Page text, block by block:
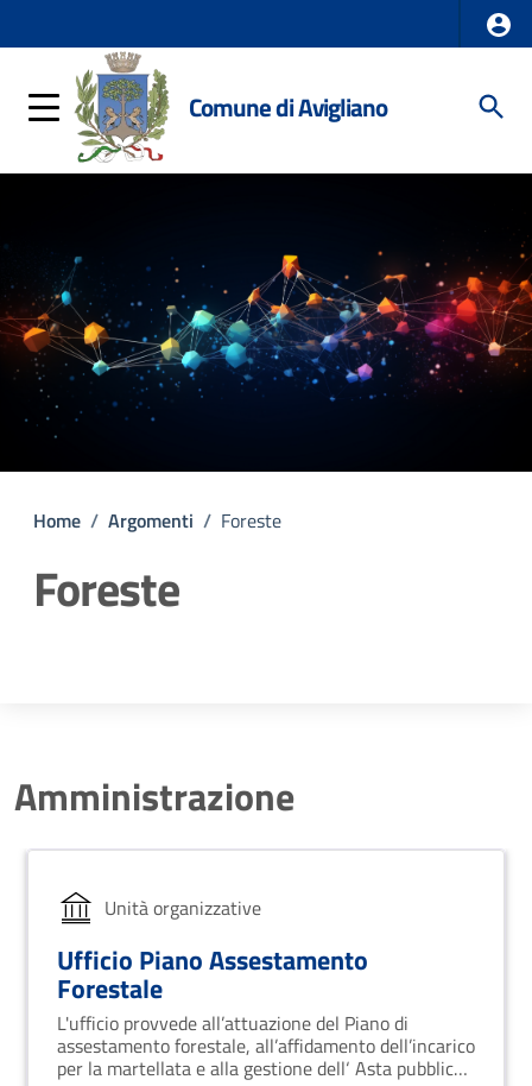
Comune di Avigliano
Home / Argomenti / Foreste
Foreste
Amministrazione
Unità organizzative
Ufficio Piano Assestamento
Forestale
L'ufficio provvede all’attuazione del Piano di
assestamento forestale, all’affidamento dell’incarico
per la martellata e alla gestione dell‘ Asta pubblica